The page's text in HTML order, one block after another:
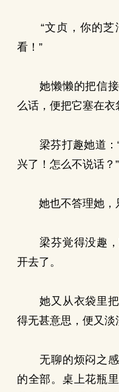
“文贞，你的芝
看！”
她懒懒的把信接
么话，便把它塞在衣
梁芬打趣她道：“
兴了！怎么不说话？”
她也不答理她，
梁芬覚得没趣，
开去了。
她又从衣袋里把
得无甚意思，便又淡
无聊的烦闷之感
的全部。桌上花瓶